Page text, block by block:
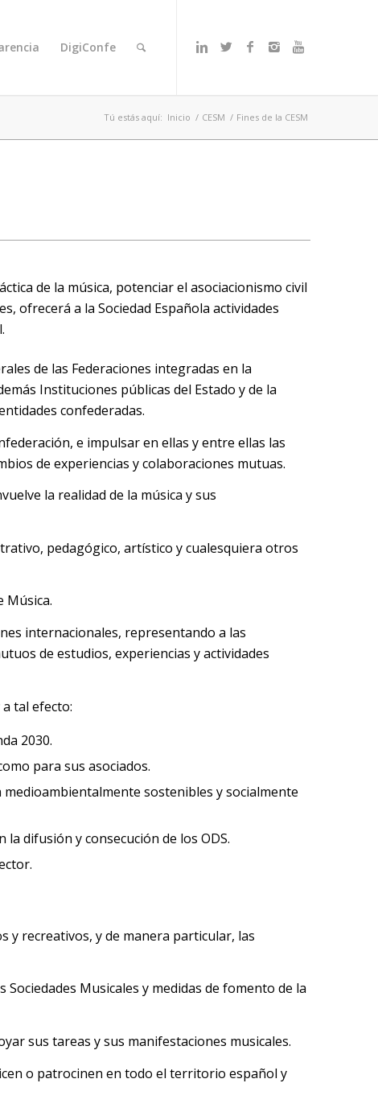
DigiConfe
Tú estás aquí: Inicio / CESM / Fines de la CESM
de la música, potenciar el asociacionismo civil
ofrecerá a la Sociedad Española actividades
de las Federaciones integradas en la
Instituciones públicas del Estado y de la
confederadas.
e impulsar en ellas y entre ellas las
de experiencias y colaboraciones mutuas.
la realidad de la música y sus
pedagógico, artístico y cualesquiera otros
Música.
internacionales, representando a las
de estudios, experiencias y actividades
tal efecto:
2030.
para sus asociados.
sostenibles y socialmente
difusión y consecución de los ODS.
y recreativos, y de manera particular, las
Musicales y medidas de fomento de la
sus tareas y sus manifestaciones musicales.
o patrocinen en todo el territorio español y